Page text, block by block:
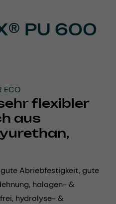
PU 600
flexibler
aus
Abriebfestigkeit, gute
halogen- &
hydrolyse- &